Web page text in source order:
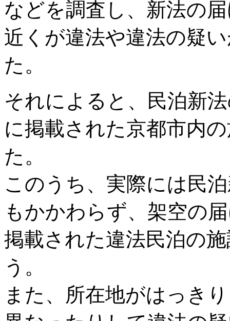
などを調査し、新法の
近くが違法や違法の疑
た。
それによると、民泊新
に掲載された京都市内
た。
このうち、実際には民
もかかわらず、架空の
掲載された違法民泊の
う。
また、所在地がはっき